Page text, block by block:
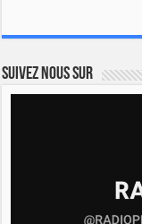
Suivez nous sur